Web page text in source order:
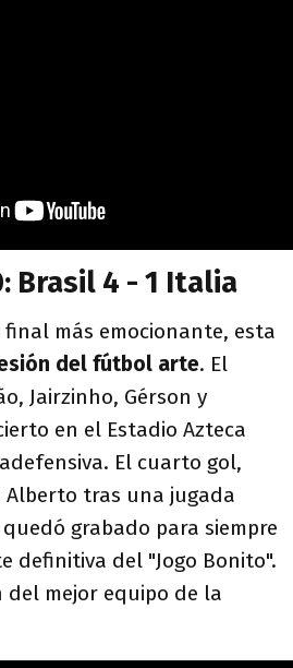
Brasil 4 - 1 Italia
final más emocionante, esta
del fútbol arte. El
Jairzinho, Gérson y
en el Estadio Azteca
El cuarto gol,
tras una jugada
grabado para siempre
definitiva del "Jogo Bonito".
del mejor equipo de la